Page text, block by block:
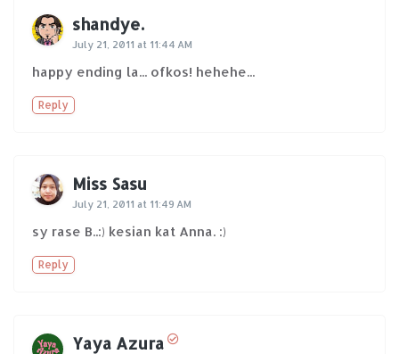
shandye.
July 21, 2011 at 11:44 AM
happy ending la... ofkos! hehehe...
Reply
Miss Sasu
July 21, 2011 at 11:49 AM
sy rase B..:) kesian kat Anna. :)
Reply
Yaya Azura